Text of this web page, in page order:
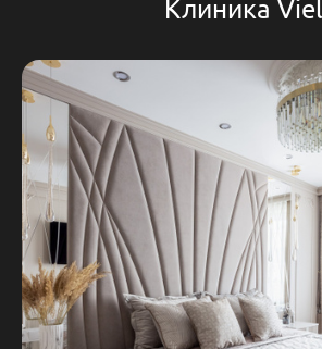
Клиника Viel